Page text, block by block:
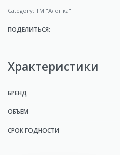
Category: ТМ "Алонка"
ПОДЕЛИТЬСЯ:
Храктеристики
БРЕНД
ОБЪЕМ
СРОК ГОДНОСТИ